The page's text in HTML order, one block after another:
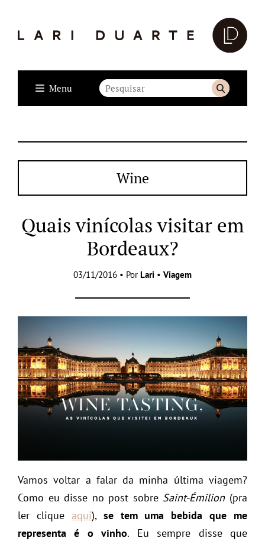
Menu
Wine
Quais vinícolas visitar em
Bordeaux?
03/11/2016 • Por Lari • Viagem
Vamos voltar a falar da minha última viagem?
Como eu disse no post sobre Saint-Émilion(pra
ler clique aqui), se tem uma bebida que me
representa é o vinho. Eu sempre disse que